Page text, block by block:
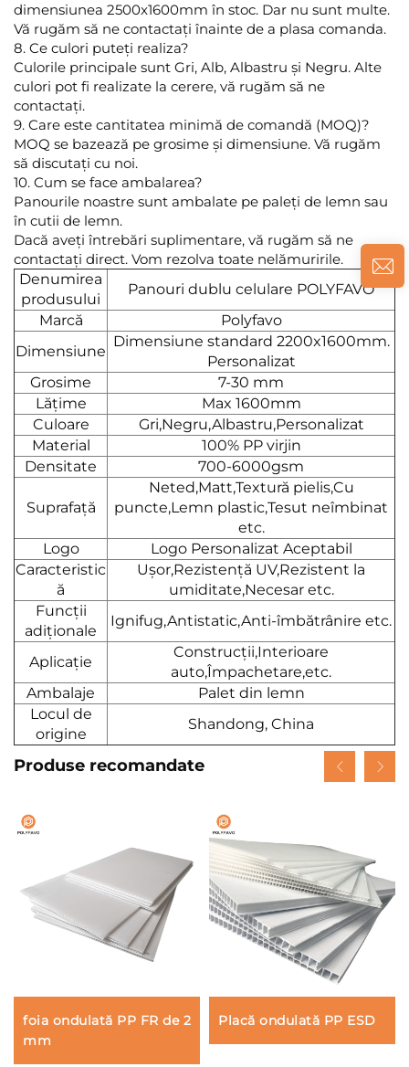
dimensiunea 2500x1600mm în stoc. Dar nu sunt multe.
Vă rugăm să ne contactați înainte de a plasa comanda.
8. Ce culori puteți realiza?
Culorile principale sunt Gri, Alb, Albastru și Negru. Alte
culori pot fi realizate la cerere, vă rugăm să ne
contactați.
9. Care este cantitatea minimă de comandă (MOQ)?
MOQ se bazează pe grosime și dimensiune. Vă rugăm
să discutați cu noi.
10. Cum se face ambalarea?
Panourile noastre sunt ambalate pe paleți de lemn sau
în cutii de lemn.
Dacă aveți întrebări suplimentare, vă rugăm să ne
contactați direct. Vom rezolva toate nelămuririle.
Denumirea
produsului
Panouri dublu celulare POLYFAVO
Marcă
Polyfavo
Dimensiune
Dimensiune standard 2200x1600mm.
Personalizat
Grosime
7-30 mm
Lățime
Max 1600mm
Culoare
Gri,Negru,Albastru,Personalizat
Material
100% PP virjin
Densitate
700-6000gsm
Suprafață
Neted,Matt,Textură pielis,Cu
puncte,Lemn plastic,Tesut neîmbinat
etc.
Logo
Logo Personalizat Aceptabil
Caracteristic
ă
Ușor,Rezistență UV,Rezistent la
umiditate,Necesar etc.
Funcții
adiționale
Ignifug,Antistatic,Anti-îmbătrânire etc.
Aplicație
Construcții,Interioare
auto,Împachetare,etc.
Ambalaje
Palet din lemn
Locul de
origine
Shandong, China
Produse recomandate
foia ondulată PP FR de 2
mm
Placă ondulată PP ESD